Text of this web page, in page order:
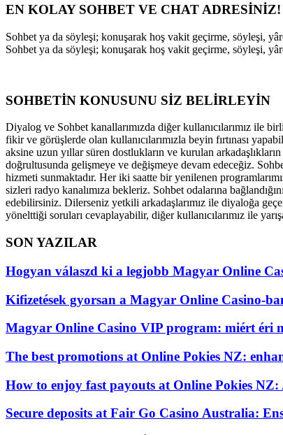
EN KOLAY SOHBET VE CHAT ADRESİNİZ!
Sohbet ya da söyleşi; konuşarak hoş vakit geçirme, söyleşi,
Sohbet ya da söyleşi; konuşarak hoş vakit geçirme, söyleşi,
SOHBETİN KONUSUNU SİZ BELİRLEYİN
Diyalog ve Sohbet kanallarımızda diğer kullanıcılarımız ile
fikir ve görüşlerde olan kullanıcılarımızla beyin fırtınası
aksine uzun yıllar süren dostlukların ve kurulan
doğrultusunda gelişmeye ve değişmeye devam edeceğiz.
hizmeti sunmaktadır. Her iki saatte bir yenilenen
sizleri radyo kanalımıza bekleriz. Sohbet odalarına
edebilirsiniz. Dilerseniz yetkili arkadaşlarımız ile diyaloğa
yönelttiği soruları cevaplayabilir, diğer kullanıcılarımız ile
SON YAZILAR
Hogyan válaszd ki a legjobb Magyar Online
Kifizetések gyorsan a Magyar Online Casino-
Magyar Online Casino VIP program: miért éri
The best promotions at Online Pokies NZ:
How to enjoy fast payouts at Online Pokies NZ:
Secure deposits at Fair Go Casino Australia: